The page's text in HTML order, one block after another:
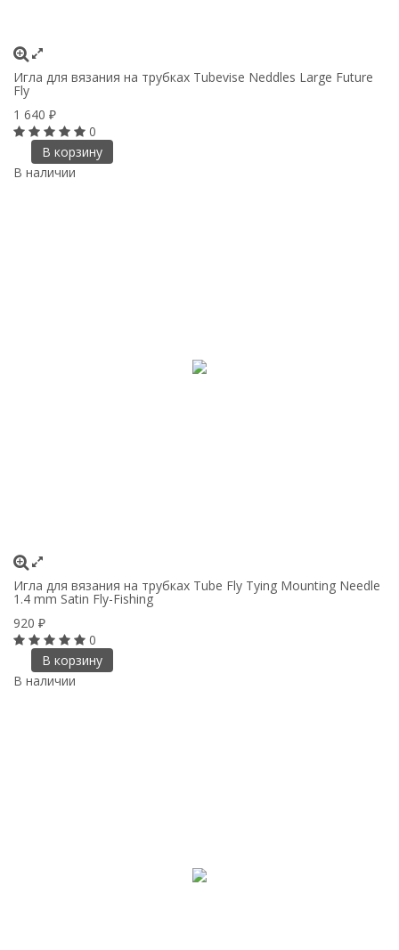
Игла для вязания на трубках Tubevise Neddles Large Future
Fly
1 640 ₽
0
В корзину
В наличии
Игла для вязания на трубках Tube Fly Tying Mounting Needle
1.4 mm Satin Fly-Fishing
920 ₽
0
В корзину
В наличии